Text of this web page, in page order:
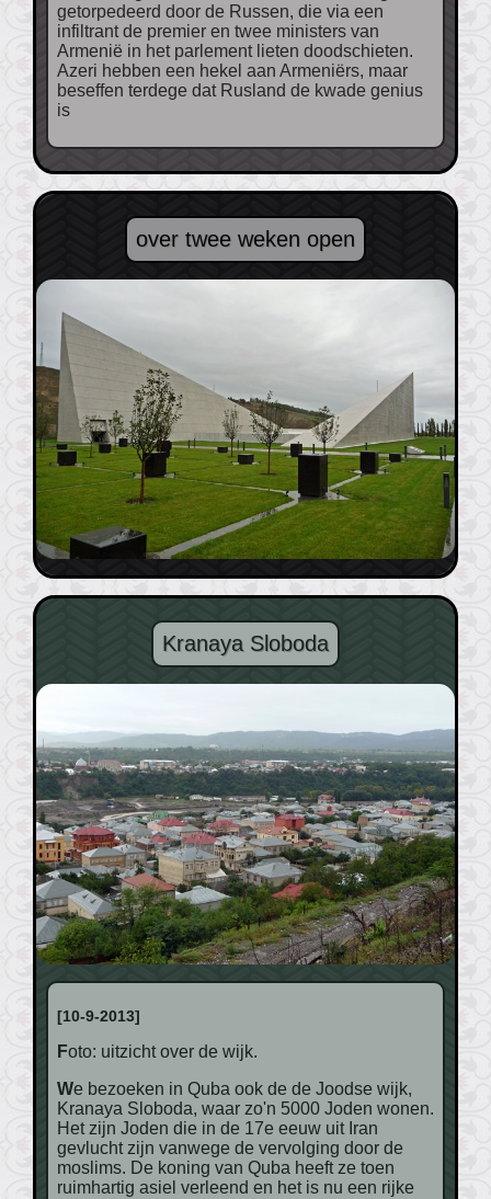
getorpedeerd door de Russen, die via een
infiltrant de premier en twee ministers van
Armenië in het parlement lieten doodschieten.
Azeri hebben een hekel aan Armeniërs, maar
beseffen terdege dat Rusland de kwade genius
is
over twee weken open
Kranaya Sloboda
[10-9-2013]
Foto: uitzicht over de wijk.
We bezoeken in Quba ook de de Joodse wijk,
Kranaya Sloboda, waar zo'n 5000 Joden wonen.
Het zijn Joden die in de 17e eeuw uit Iran
gevlucht zijn vanwege de vervolging door de
moslims. De koning van Quba heeft ze toen
ruimhartig asiel verleend en het is nu een rijke